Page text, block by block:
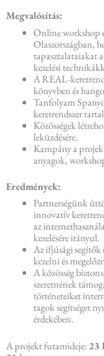
Megvalósítás:
Online workshop
Olaszországban,
tapasztalataiakat
kezelési
A REAL-
könyvben és
Tanfolyam
keretrendszer
Közösségek
leküzdésére.
Kampány a
anyagok,
Eredmények:
Partnerségünk
innovatív
az
kezelésére irányul.
Az ifjúsági segítők
kezelni és
A közösség
szeretnének
történeteiket
tagok segítséget
érdekében.
A projekt futamideje: 23